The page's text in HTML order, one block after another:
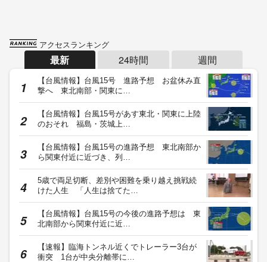
アクセスランキング
最新 24時間 週間
【台風情報】台風15号 進路予想 お盆休み直
撃へ 東北南部・関東に…
【台風情報】台風15号があす東北・関東に上陸
のおそれ 福島・茨城上…
【台風情報】台風15号の進路予想 東北南部か
ら関東付近に近づき、列…
5歳で両足切断、差別や困難を乗り越え挑戦続
けた人生 「人生は捨てた…
【台風情報】台風15号の今後の進路予想は 東
北南部から関東付近に近…
【速報】臨海トンネル近くでトレーラー3台が
衝突 1台が中央分離帯に…